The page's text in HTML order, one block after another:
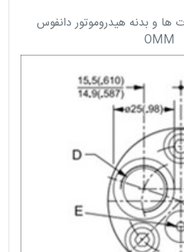
و بدنه هیدروموتور دانفوس
OMM